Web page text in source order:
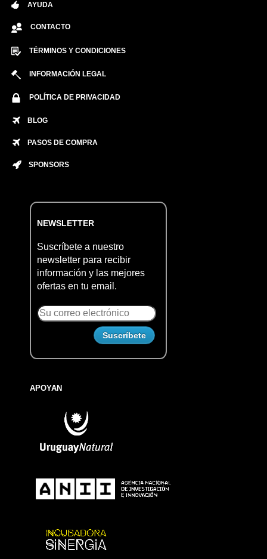
AYUDA
CONTACTO
TÉRMINOS Y CONDICIONES
INFORMACIÓN LEGAL
POLÍTICA DE PRIVACIDAD
BLOG
PASOS DE COMPRA
SPONSORS
NEWSLETTER
Suscríbete a nuestro
newsletter para recibir
información y las mejores
ofertas en tu email.
APOYAN